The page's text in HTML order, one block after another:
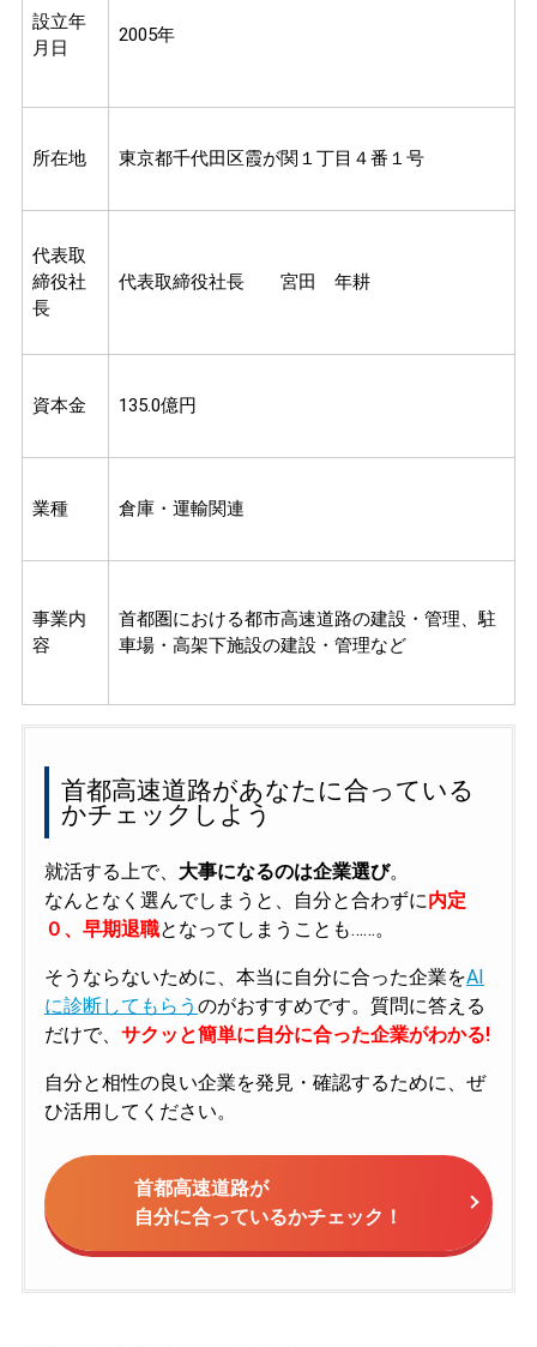
設立年
月日
2005年
所在地 東京都千代田区霞が関１丁目４番１号
代表取
締役社
長
代表取締役社長 宮田 年耕
資本金 135.0億円
業種 倉庫・運輸関連
事業内
容
首都圏における都市高速道路の建設・管理、駐
車場・高架下施設の建設・管理など
首都高速道路があなたに合っている
かチェックしよう
就活する上で、 大事になるのは企業選び。
なんとなく選んでしまうと、自分と合わずに内定
０、早期退職となってしまうことも……。
そうならないために、本当に自分に合った企業をAI
に診断してもらう のがおすすめです。質問に答える
だけで、 サクッと簡単に自分に合った企業がわかる!
自分と相性の良い企業を発見・確認するために、ぜ
ひ活用してください。
首都高速道路が
自分に合っているかチェック！